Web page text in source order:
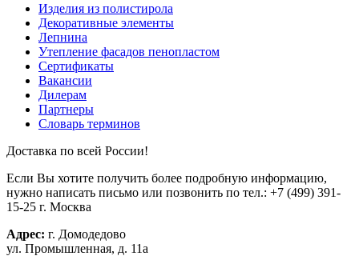
Изделия из полистирола
Декоративные элементы
Лепнина
Утепление фасадов пенопластом
Сертификаты
Вакансии
Дилерам
Партнеры
Словарь терминов
Доставка по всей России!
Если Вы хотите получить более подробную информацию,
нужно написать письмо или позвонить по тел.: +7 (499) 391-
15-25 г. Москва
Адрес: г. Домодедово
ул. Промышленная, д. 11а